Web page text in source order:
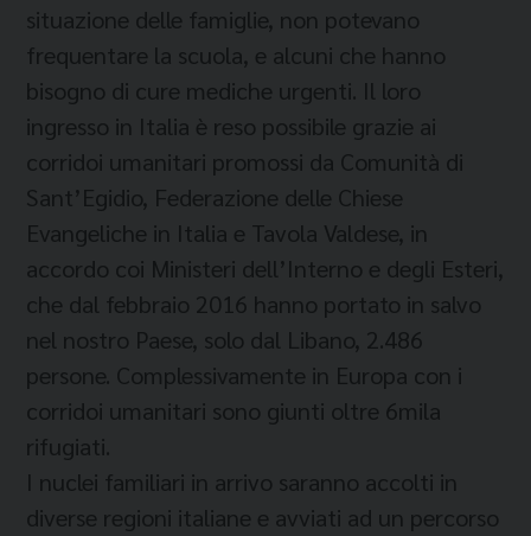
situazione delle famiglie, non potevano
frequentare la scuola, e alcuni che hanno
bisogno di cure mediche urgenti. Il loro
ingresso in Italia è reso possibile grazie ai
corridoi umanitari promossi da Comunità di
Sant’Egidio, Federazione delle Chiese
Evangeliche in Italia e Tavola Valdese, in
accordo coi Ministeri dell’Interno e degli Esteri,
che dal febbraio 2016 hanno portato in salvo
nel nostro Paese, solo dal Libano, 2.486
persone. Complessivamente in Europa con i
corridoi umanitari sono giunti oltre 6mila
rifugiati.
I nuclei familiari in arrivo saranno accolti in
diverse regioni italiane e avviati ad un percorso